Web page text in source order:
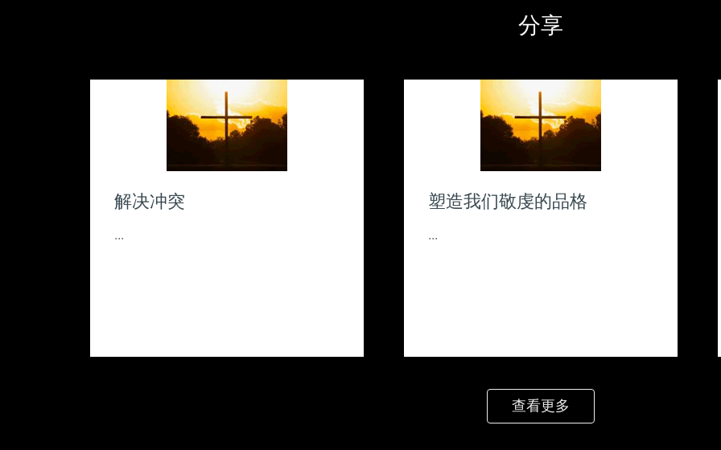
分享
面对生活的挑战
查看更多